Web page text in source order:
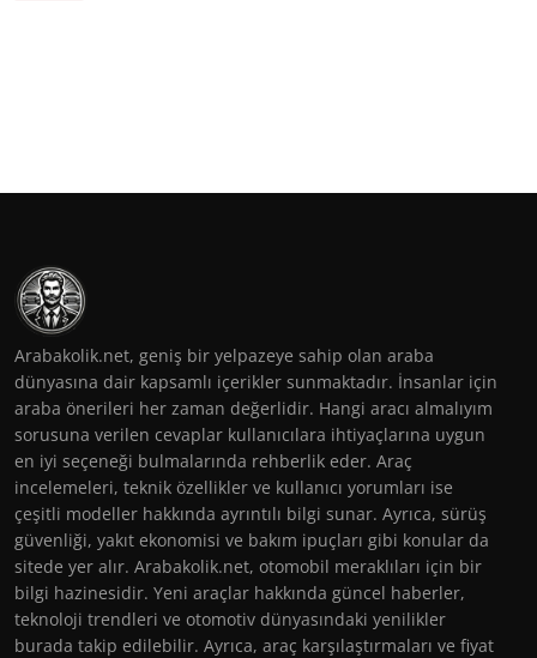
Arabakolik.net, geniş bir yelpazeye sahip olan araba
dünyasına dair kapsamlı içerikler sunmaktadır. İnsanlar için
araba önerileri her zaman değerlidir. Hangi aracı almalıyım
sorusuna verilen cevaplar kullanıcılara ihtiyaçlarına uygun
en iyi seçeneği bulmalarında rehberlik eder. Araç
incelemeleri, teknik özellikler ve kullanıcı yorumları ise
çeşitli modeller hakkında ayrıntılı bilgi sunar. Ayrıca, sürüş
güvenliği, yakıt ekonomisi ve bakım ipuçları gibi konular da
sitede yer alır. Arabakolik.net, otomobil meraklıları için bir
bilgi hazinesidir. Yeni araçlar hakkında güncel haberler,
teknoloji trendleri ve otomotiv dünyasındaki yenilikler
burada takip edilebilir. Ayrıca, araç karşılaştırmaları ve fiyat